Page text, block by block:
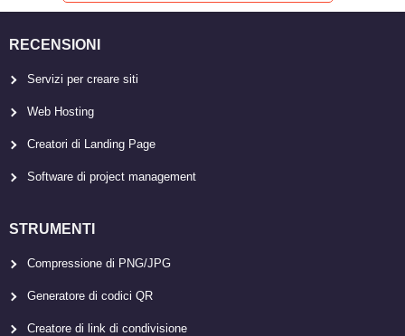
RECENSIONI
Servizi per creare siti
Web Hosting
Creatori di Landing Page
Software di project management
STRUMENTI
Compressione di PNG/JPG
Generatore di codici QR
Creatore di link di condivisione